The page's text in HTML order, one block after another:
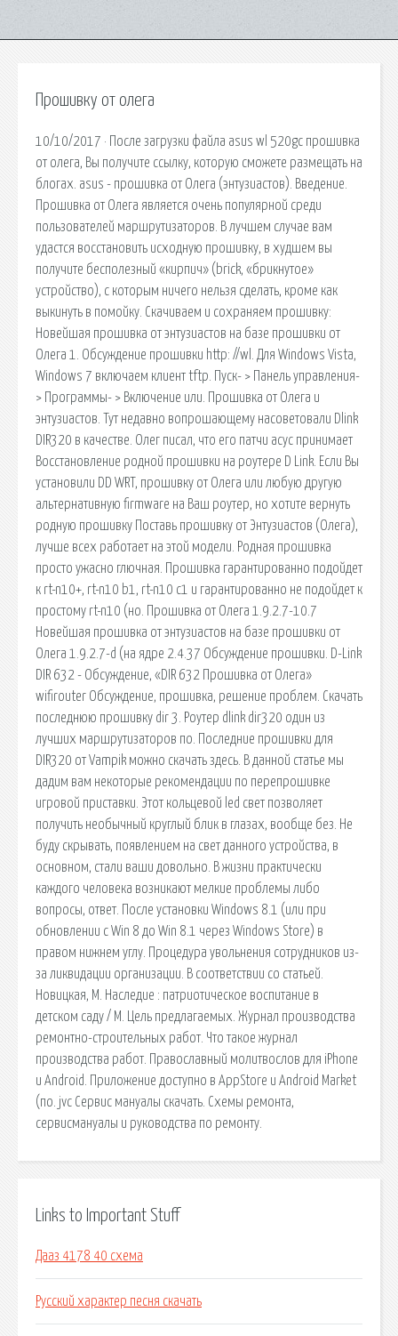
Прошивку от олега
10/10/2017 · После загрузки файла asus wl 520gc прошивка
от олега, Вы получите ссылку, которую сможете размещать на
блогах. asus - прошивка от Олега (энтузиастов). Введение.
Прошивка от Олега является очень популярной среди
пользователей маршрутизаторов. В лучшем случае вам
удастся восстановить исходную прошивку, в худшем вы
получите бесполезный «кирпич» (brick, «брикнутое»
устройство), с которым ничего нельзя сделать, кроме как
выкинуть в помойку. Скачиваем и сохраняем прошивку:
Новейшая прошивка от энтузиастов на базе прошивки от
Олега 1. Обсуждение прошивки http: //wl. Для Windows Vista,
Windows 7 включаем клиент tftp. Пуск- > Панель управления-
> Программы- > Включение или. Прошивка от Олега и
энтузиастов. Тут недавно вопрошающему насоветовали Dlink
DIR320 в качестве. Олег писал, что его патчи асус принимает
Восстановление родной прошивки на роутере D Link. Если Вы
установили DD WRT, прошивку от Олега или любую другую
альтернативную firmware на Ваш роутер, но хотите вернуть
родную прошивку Поставь прошивку от Энтузиастов (Олега),
лучше всех работает на этой модели. Родная прошивка
просто ужасно глючная. Прошивка гарантированно подойдет
к rt-n10+, rt-n10 b1, rt-n10 c1 и гарантированно не подойдет к
простому rt-n10 (но. Прошивка от Олега 1.9.2.7-10.7
Новейшая прошивка от энтузиастов на базе прошивки от
Олега 1.9.2.7-d (на ядре 2.4.37 Обсуждение прошивки. D-Link
DIR 632 - Обсуждение, «DIR 632 Прошивка от Олега»
wifirouter Обсуждение, прошивка, решение проблем. Скачать
последнюю прошивку dir 3. Роутер dlink dir320 один из
лучших маршрутизаторов по. Последние прошивки для
DIR320 от Vampik можно скачать здесь. В данной статье мы
дадим вам некоторые рекомендации по перепрошивке
игровой приставки. Этот кольцевой led свет позволяет
получить необычный круглый блик в глазах, вообще без. Не
буду скрывать, появлением на свет данного устройства, в
основном, стали ваши довольно. В жизни практически
каждого человека возникают мелкие проблемы либо
вопросы, ответ. После установки Windows 8.1 (или при
обновлении с Win 8 до Win 8.1 через Windows Store) в
правом нижнем углу. Процедура увольнения сотрудников из-
за ликвидации организации. В соответствии со статьей.
Новицкая, М. Наследие : патриотическое воспитание в
детском саду / М. Цель предлагаемых. Журнал производства
ремонтно-строительных работ. Что такое журнал
производства работ. Православный молитвослов для iPhone
и Android. Приложение доступно в AppStore и Android Market
(по. jvc Сервис мануалы скачать. Схемы ремонта,
сервисмануалы и руководства по ремонту.
Links to Important Stuff
Дааз 4178 40 схема
Русский характер песня скачать